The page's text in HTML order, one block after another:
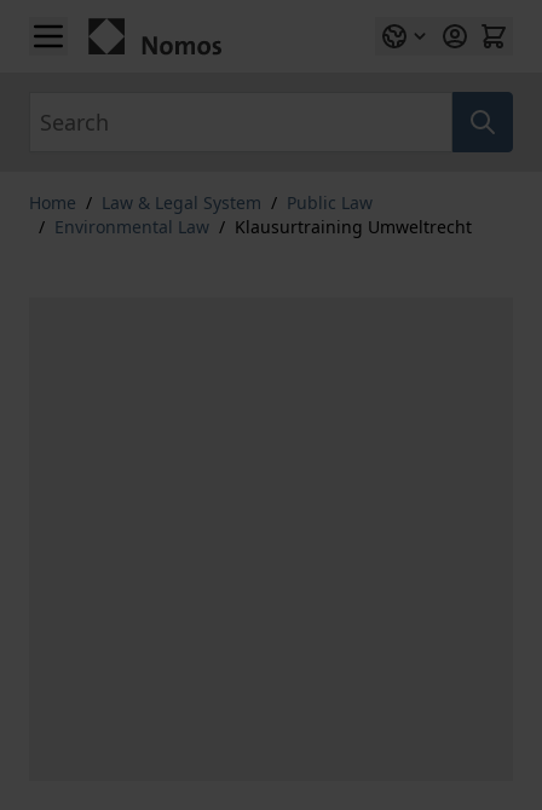
Skip to Content
Home / Law & Legal System / Public Law
/ Environmental Law / Klausurtraining Umweltrecht